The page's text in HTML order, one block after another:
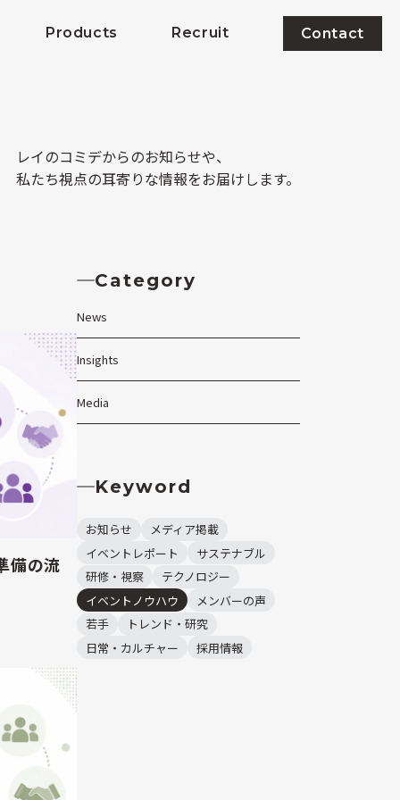
Products Recruit Contact
レイのコミデからのお知らせや、
私たち視点の耳寄りな情報をお届けします。
備の流
Category
News
Insights
Media
Keyword
お知らせ
メディア掲載
イベントレポート
サステナブル
研修・視察
テクノロジー
イベントノウハウ
メンバーの声
若手
トレンド・研究
日常・カルチャー
採用情報